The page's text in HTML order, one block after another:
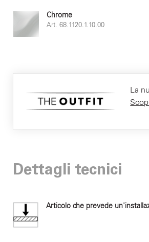
Chrome
Art. 68.1120.1.10.00
La
Dettagli tecnici
Articolo che prevede